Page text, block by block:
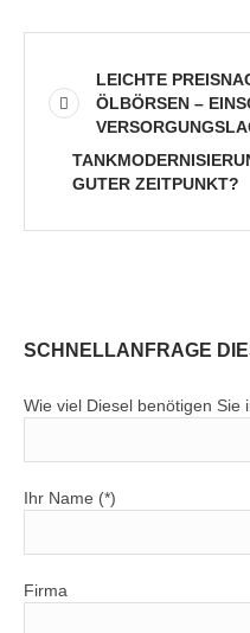
LEICHTE
ÖLBÖRSEN –
GUTER ZEITPUNKT?
SCHNELLANFRAGE
Wie viel Diesel benötigen Sie
Ihr Name (*)
Firma